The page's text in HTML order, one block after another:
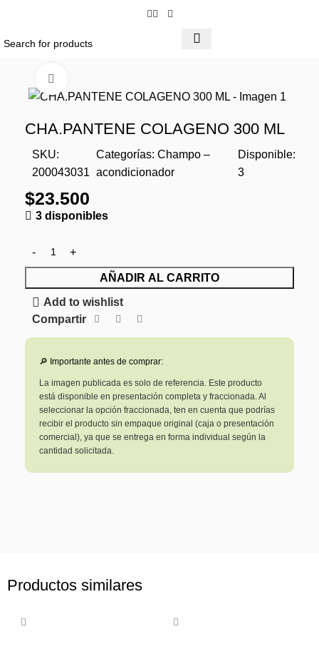
CHA.PANTENE COLAGENO 300 ML
SKU:
200043031
Categorías: Champo –
acondicionador
Disponible:
3
$23.500
3 disponibles
AÑADIR AL CARRITO
Add to wishlist
Compartir
🔎 Importante antes de comprar:
La imagen publicada es solo de referencia. Este producto
está disponible en presentación completa y fraccionada. Al
seleccionar la opción fraccionada, ten en cuenta que podrías
recibir el producto sin empaque original (caja o presentación
comercial), ya que se entrega en forma individual según la
cantidad solicitada.
Productos similares